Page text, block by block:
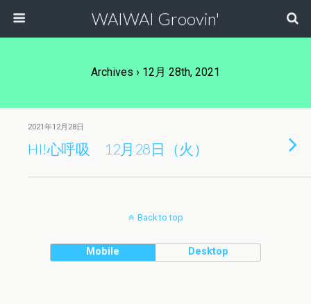
WAIWAI Groovin'
Archives › 12月 28th, 2021
2021年12月28日
HI!心呼吸 12月28日（火）
Back to top
Mobile Desktop